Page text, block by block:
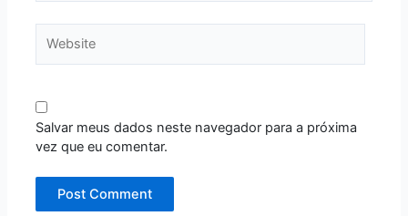
Salvar meus dados neste navegador para a próxima
vez que eu comentar.